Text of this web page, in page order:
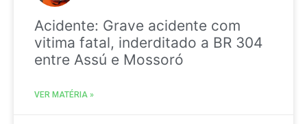
Acidente: Grave acidente com
vitima fatal, inderditado a BR 304
entre Assú e Mossoró
VER MATÉRIA »